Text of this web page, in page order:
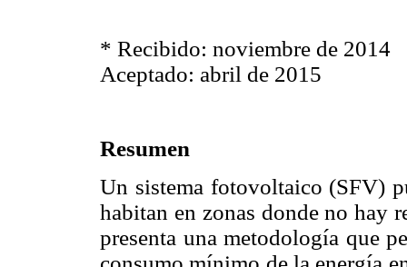
* Recibido: noviembre de 2014
Aceptado: abril de 2015
Resumen
Un sistema fotovoltaico (SFV)
habitan en zonas donde no hay
presenta una metodología que